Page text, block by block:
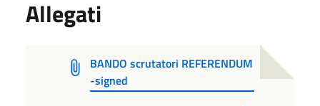
Allegati
BANDO scrutatori REFERENDUM
-signed